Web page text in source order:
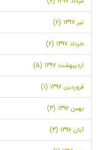
تیر 1397 (6)
خرداد 1397 (6)
اردیبهشت 1397 (5)
فروردین 1397 (1)
بهمن 1396 (3)
آبان 1396 (3)